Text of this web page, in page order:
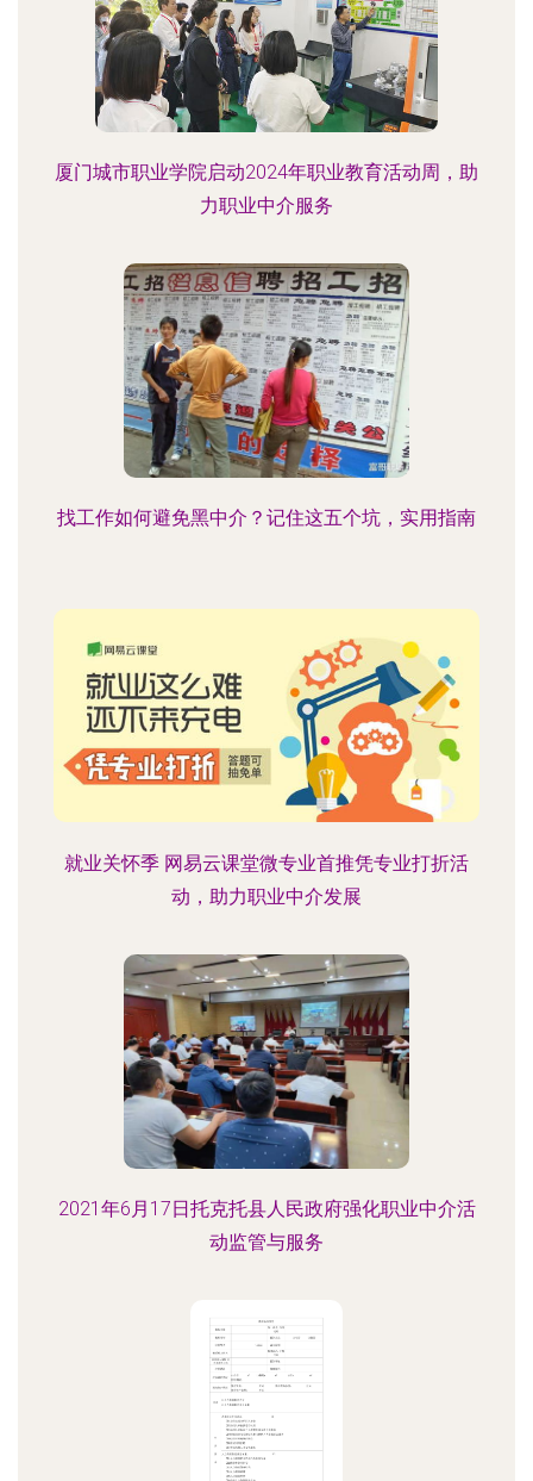
厦门城市职业学院启动2024年职业教育活动周，助
力职业中介服务
找工作如何避免黑中介？记住这五个坑，实用指南
就业关怀季 网易云课堂微专业首推凭专业打折活
动，助力职业中介发展
2021年6月17日托克托县人民政府强化职业中介活
动监管与服务